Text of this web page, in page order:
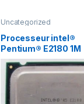
Uncategorized
Processeur intel®
Pentium® E2180 1M
Cache, 2.00 GHz,
MHz FSB